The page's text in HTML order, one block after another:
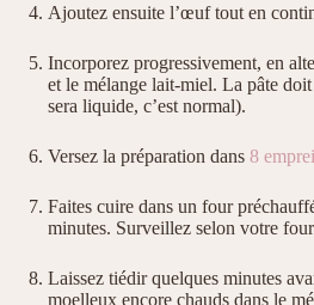
Ajoutez ensuite l’œuf tout en
Incorporez progressivement, en
et le mélange lait-miel. La pâte
sera liquide, c’est normal).
Versez la préparation dans 8
Faites cuire dans un four
minutes. Surveillez selon votre
Laissez tiédir quelques minutes
moelleux encore chauds dans le